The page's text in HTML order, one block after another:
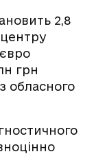
2,8
грн
обласного